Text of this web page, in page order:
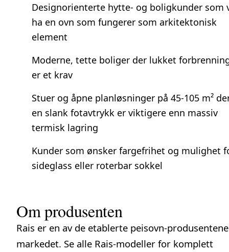
Designorienterte hytte- og boligkunder som
ha en ovn som fungerer som arkitektonisk
element
Moderne, tette boliger der lukket
er et krav
Stuer og åpne planløsninger på 45-105 m²
en slank fotavtrykk er viktigere enn massiv
termisk lagring
Kunder som ønsker fargefrihet og mulighet
sideglass eller roterbar sokkel
Om produsenten
Rais er en av de etablerte peisovn-
markedet. Se alle Rais-modeller for komplett